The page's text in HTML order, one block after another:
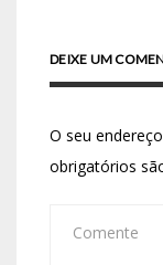
DEIXE UM
O seu
obrigatórios